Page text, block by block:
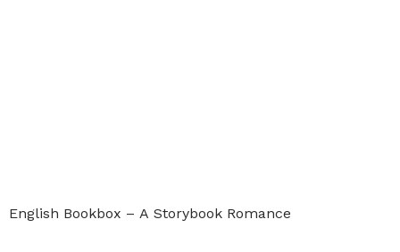
English Bookbox – A Storybook Romance